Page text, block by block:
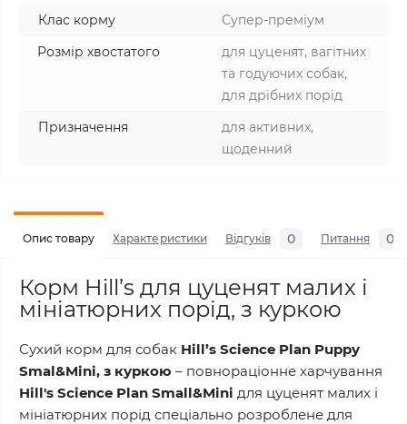
Клас корму
Супер-преміум
Розмір хвостатого
для цуценят, вагітних
та годуючих собак,
для дрібних порід
Призначення
для активних,
щоденний
Опис товару Характеристики Відгуків 0 Питання 0
Корм Hill’s для цуценят малих і
мініатюрних порід, з куркою
Сухий корм для собак Hill’s Science Plan Puppy
Smal&Mini, з куркою – повнораціонне харчування
Hill's Science Plan Small&Mini для цуценят малих і
мініатюрних порід спеціально розроблене для